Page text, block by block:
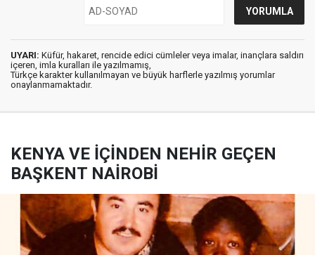
UYARI: Küfür, hakaret, rencide edici cümleler veya imalar, inançlara saldırı
içeren, imla kuralları ile yazılmamış,
Türkçe karakter kullanılmayan ve büyük harflerle yazılmış yorumlar
onaylanmamaktadır.
KENYA VE İÇİNDEN NEHİR GEÇEN
BAŞKENT NAİROBİ